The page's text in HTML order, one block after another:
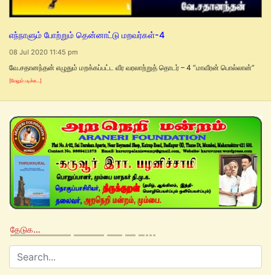
எந்நாளும் போற்றும் தென்னாட்டு மறவர்கள்-4
08 Jul 2020 11:45 pm
வே.சதானந்தன் எழுதும் மறக்கப்பட்ட வீர வரலாற்றுத் தொடர் – 4 ”மாவீரன் பொல்லான்”
[மேலும் படிக்க...]
தேடுக…